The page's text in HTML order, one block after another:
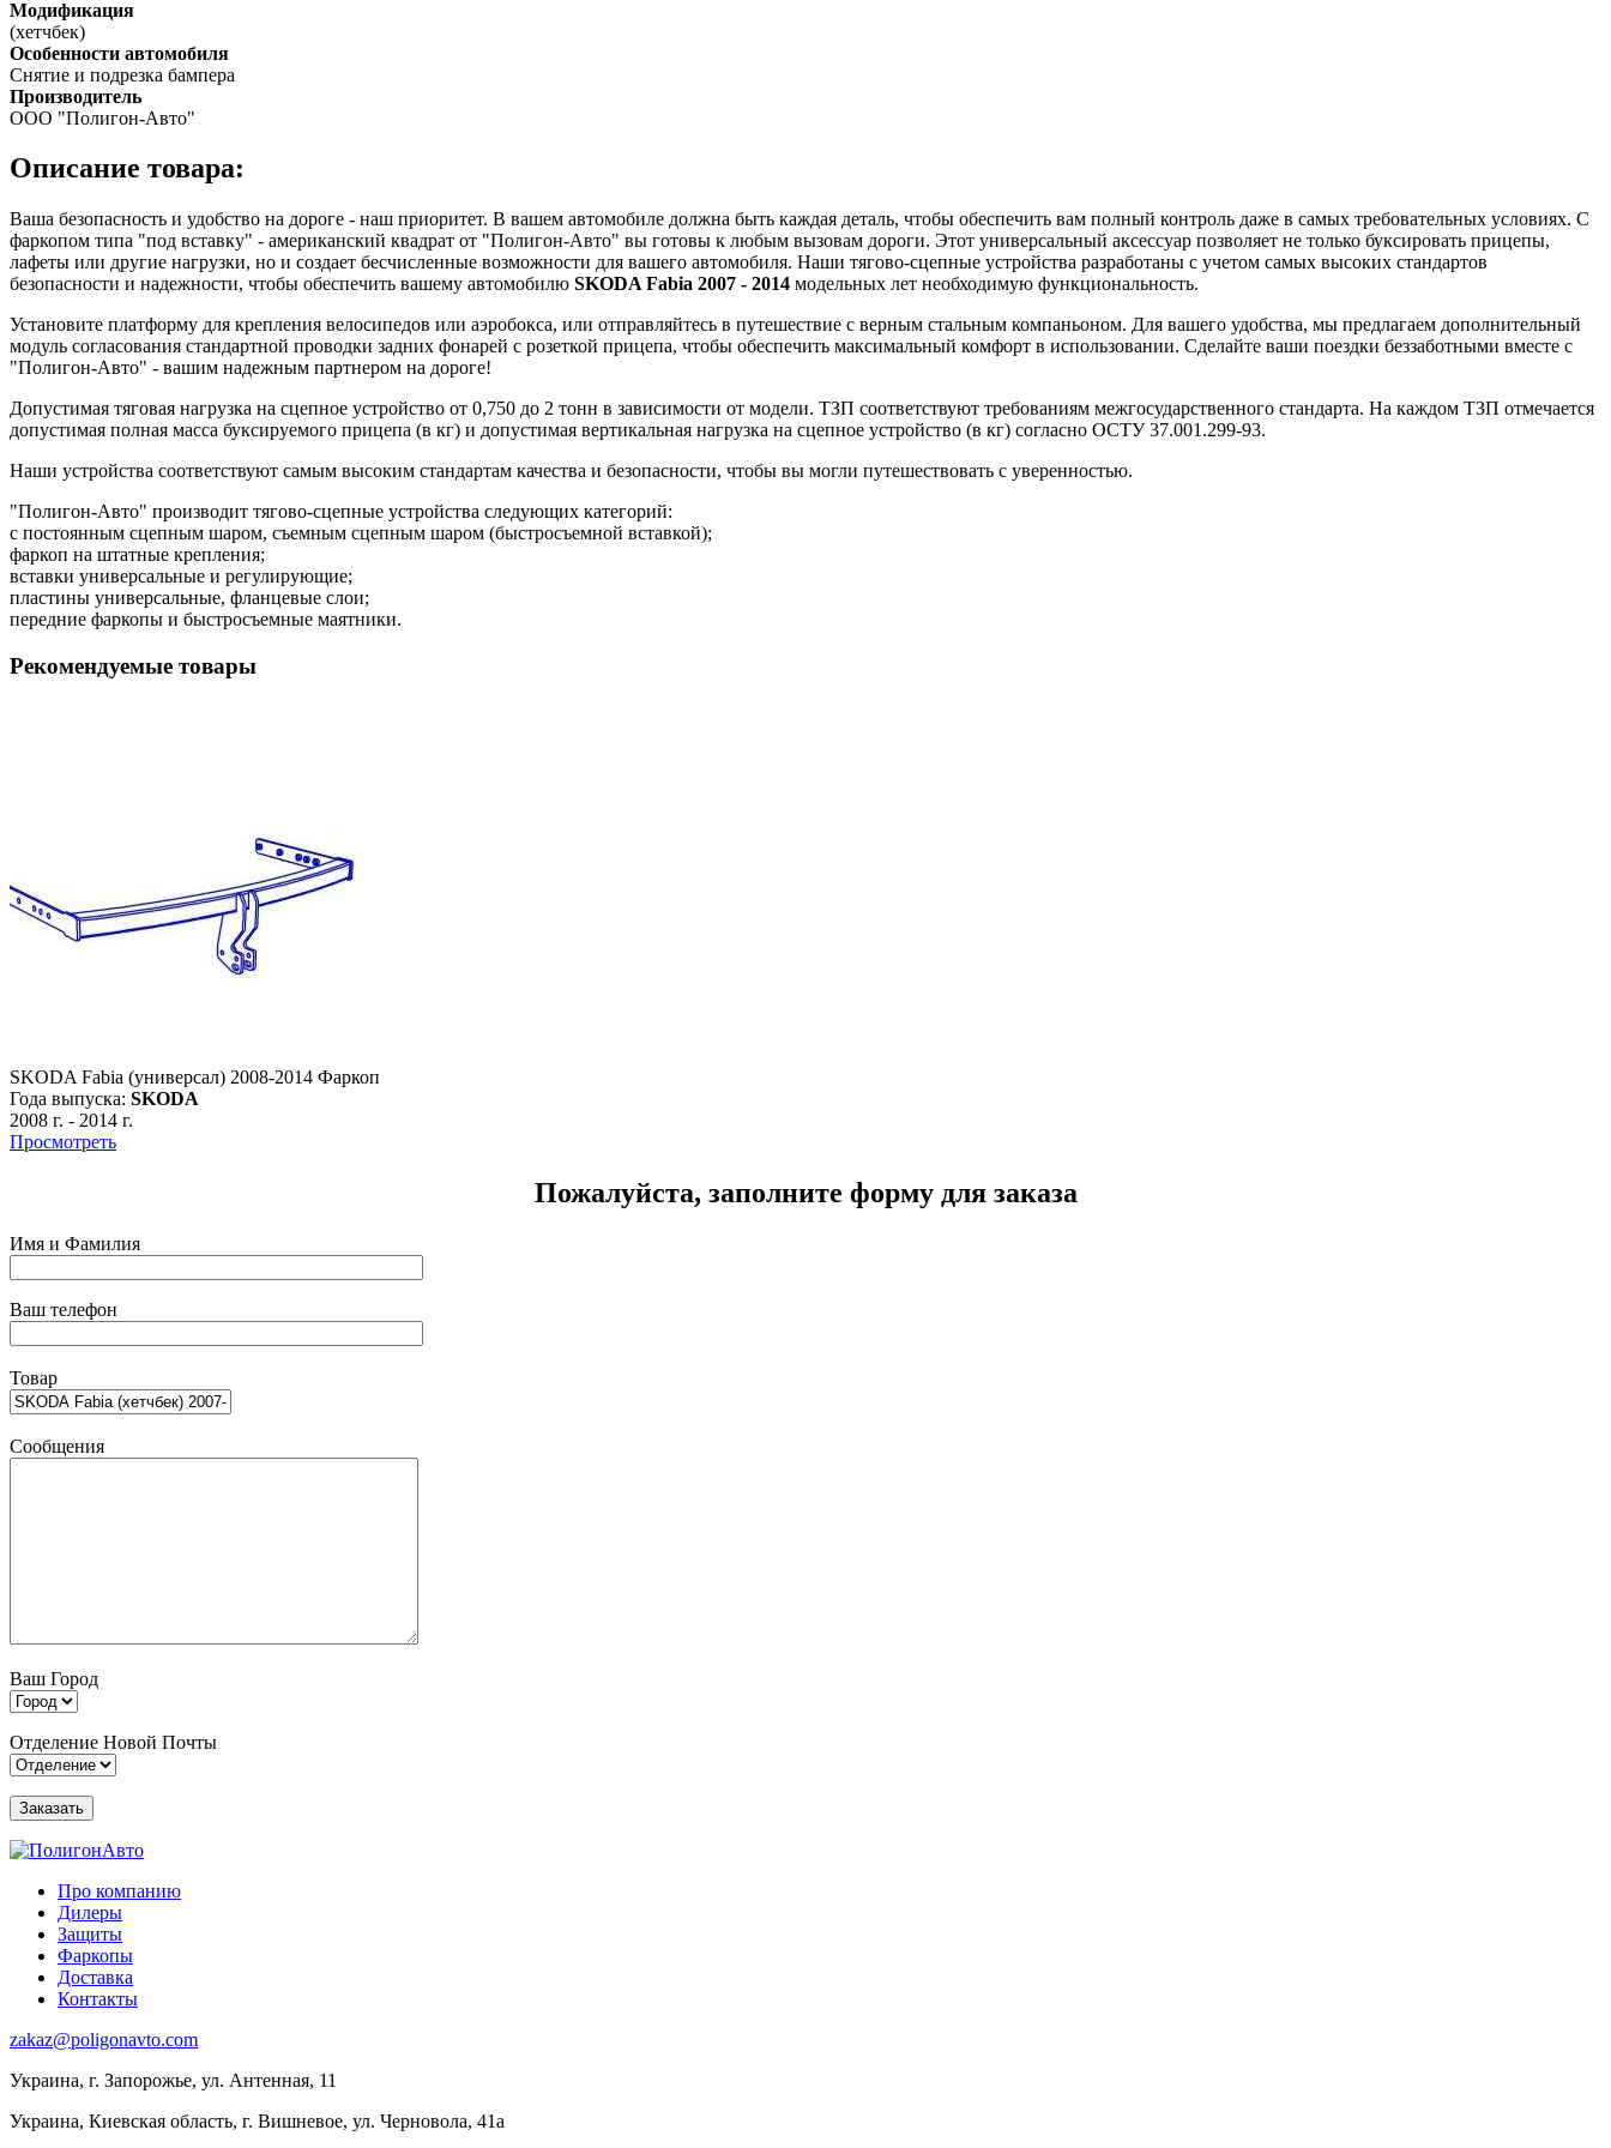
Модификация
(хетчбек)
Особенности автомобиля
Снятие и подрезка бампера
Производитель
ООО "Полигон-Авто"
Описание товара:
Ваша безопасность и удобство на дороге - наш приоритет. В вашем автомобиле должна быть каждая деталь, чтобы обеспечить вам полный контроль даже в самых требовательных условиях. С
фаркопом типа "под вставку" - американский квадрат от "Полигон-Авто" вы готовы к любым вызовам дороги. Этот универсальный аксессуар позволяет не только буксировать прицепы,
лафеты или другие нагрузки, но и создает бесчисленные возможности для вашего автомобиля. Наши тягово-сцепные устройства разработаны с учетом самых высоких стандартов
безопасности и надежности, чтобы обеспечить вашему автомобилю SKODA Fabia 2007 - 2014 модельных лет необходимую функциональность.
Установите платформу для крепления велосипедов или аэробокса, или отправляйтесь в путешествие с верным стальным компаньоном. Для вашего удобства, мы предлагаем дополнительный
модуль согласования стандартной проводки задних фонарей с розеткой прицепа, чтобы обеспечить максимальный комфорт в использовании. Сделайте ваши поездки беззаботными вместе с
"Полигон-Авто" - вашим надежным партнером на дороге!
Допустимая тяговая нагрузка на сцепное устройство от 0,750 до 2 тонн в зависимости от модели. ТЗП соответствуют требованиям межгосударственного стандарта. На каждом ТЗП отмечается
допустимая полная масса буксируемого прицепа (в кг) и допустимая вертикальная нагрузка на сцепное устройство (в кг) согласно ОСТУ 37.001.299-93.
Наши устройства соответствуют самым высоким стандартам качества и безопасности, чтобы вы могли путешествовать с уверенностью.
"Полигон-Авто" производит тягово-сцепные устройства следующих категорий:
с постоянным сцепным шаром, съемным сцепным шаром (быстросъемной вставкой);
фаркоп на штатные крепления;
вставки универсальные и регулирующие;
пластины универсальные, фланцевые слои;
передние фаркопы и быстросъемные маятники.
Рекомендуемые товары
SKODA Fabia (универсал) 2008-2014 Фаркоп
Года выпуска: SKODA
2008 г. - 2014 г.
Просмотреть
Пожалуйста, заполните форму для заказа
Имя и Фамилия
Ваш телефон
Товар
Сообщения
Ваш Город
Отделение Новой Почты
Про компанию
Дилеры
Защиты
Фаркопы
Доставка
Контакты
zakaz@poligonavto.com
Украина, г. Запорожье, ул. Антенная, 11
Украина, Киевская область, г. Вишневое, ул. Черновола, 41а